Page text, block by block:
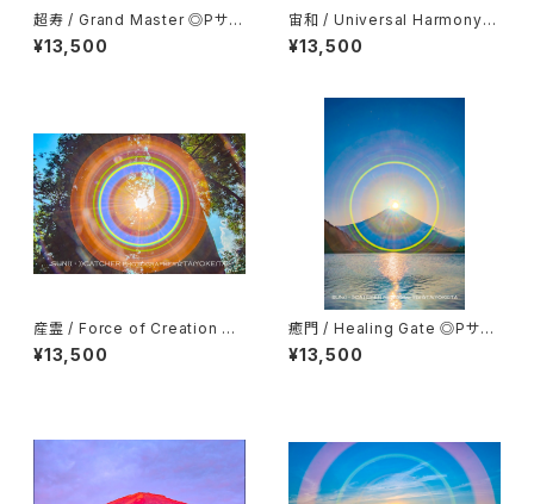
超寿 / Grand Master ◎Pサイ
ズ(マット付き)
¥13,500
宙和 / Universal Harmony
◎Pサイズ(マット付き)
¥13,500
産霊 / Force of Creation ◎
Pサイズ(マット付き)
¥13,500
癒門 / Healing Gate ◎Pサイ
ズ(マット付き)
¥13,500